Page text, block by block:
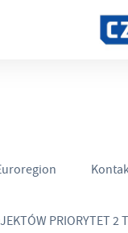
PRIORYTET 2